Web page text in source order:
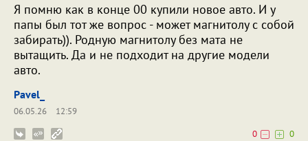
Я помню как в конце 00 купили новое авто. И у
папы был тот же вопрос - может магнитолу с собой
забирать)). Родную магнитолу без мата не
вытащить. Да и не подходит на другие модели
авто.
Pavel_
06.05.26
12:59
0
0